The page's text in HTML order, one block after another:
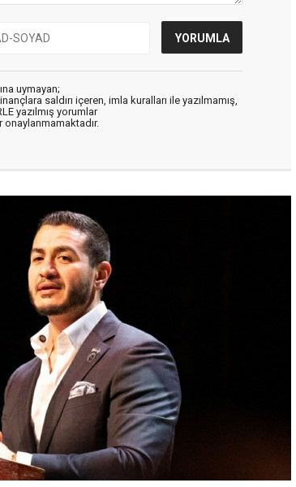
uymayan;
saldırı içeren, imla kuralları ile yazılmamış,
yazılmış yorumlar
onaylanmamaktadır.